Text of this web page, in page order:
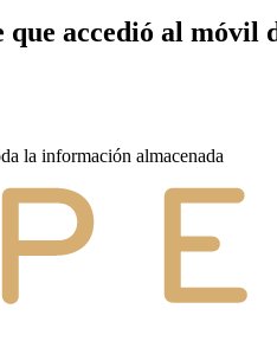
accedió al móvil
la información almacenada